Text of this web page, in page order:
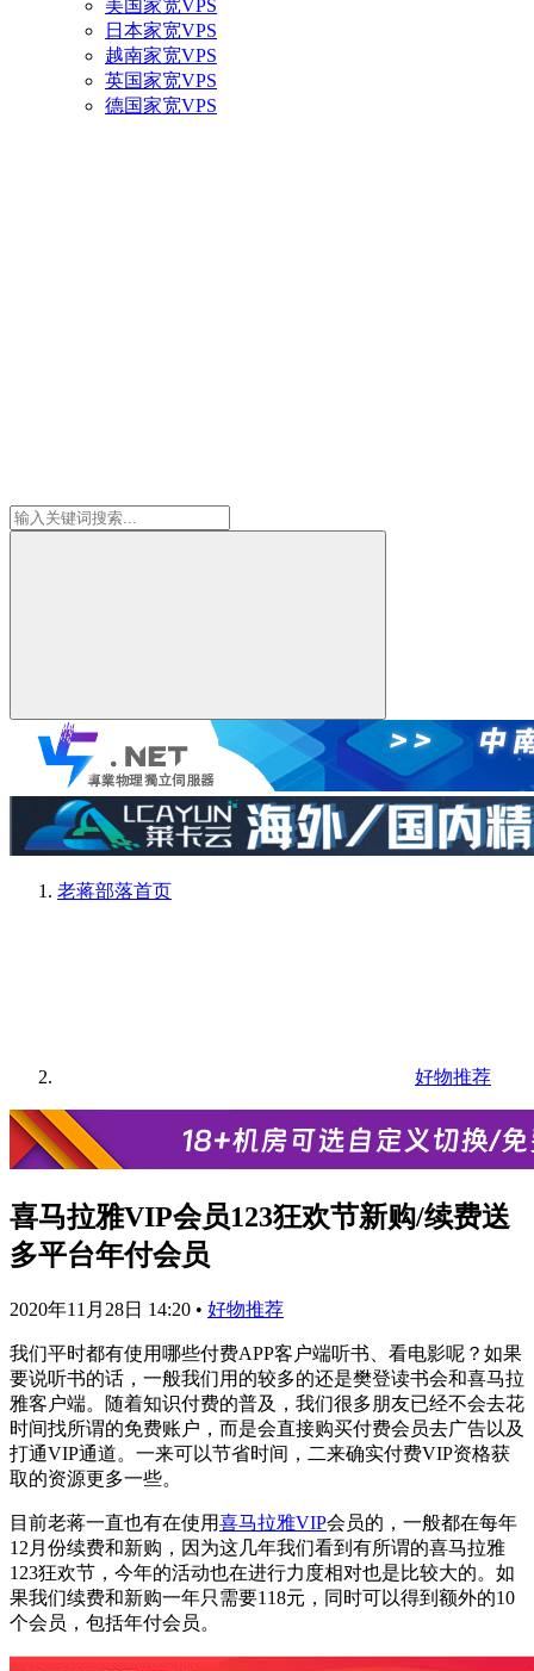
美国家宽VPS
日本家宽VPS
越南家宽VPS
英国家宽VPS
德国家宽VPS
老蒋部落首页
好物推荐
喜马拉雅VIP会员123狂欢节新购/续费送
多平台年付会员
2020年11月28日 14:20 • 好物推荐
我们平时都有使用哪些付费APP客户端听书、看电影呢？如果
要说听书的话，一般我们用的较多的还是樊登读书会和喜马拉
雅客户端。随着知识付费的普及，我们很多朋友已经不会去花
时间找所谓的免费账户，而是会直接购买付费会员去广告以及
打通VIP通道。一来可以节省时间，二来确实付费VIP资格获
取的资源更多一些。
目前老蒋一直也有在使用喜马拉雅VIP会员的，一般都在每年
12月份续费和新购，因为这几年我们看到有所谓的喜马拉雅
123狂欢节，今年的活动也在进行力度相对也是比较大的。如
果我们续费和新购一年只需要118元，同时可以得到额外的10
个会员，包括年付会员。